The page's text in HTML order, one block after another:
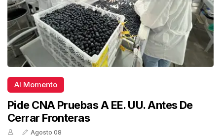
Al Momento
Pide CNA Pruebas A EE. UU. Antes De
Cerrar Fronteras
Agosto 08